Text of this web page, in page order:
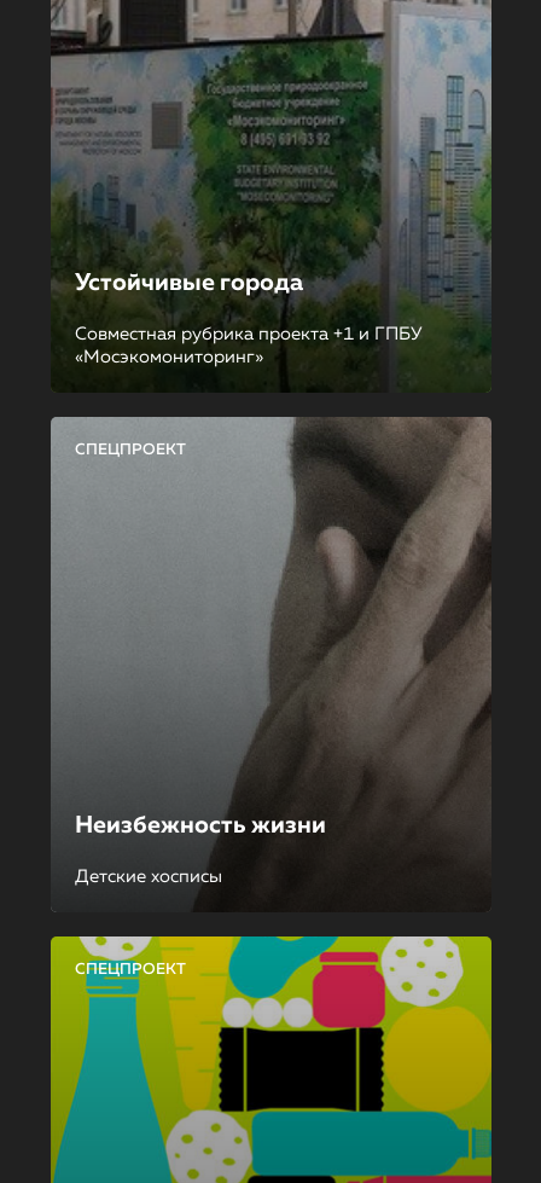
Устойчивые города
Совместная рубрика проекта +1 и ГПБУ
«Мосэкомониторинг»
СПЕЦПРОЕКТ
Неизбежность жизни
Детские хосписы
СПЕЦПРОЕКТ